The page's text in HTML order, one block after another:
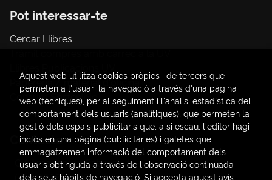
Pot interessar-te
Cercar Llibres
Papereria / material d'oficina
Consum Sostenible
Contacte
C/ Amadeo de Saboya, 4
(+34) 963828968
Aquest web utilitza cookies pròpies i de tercers que
permeten a l'usuari la navegació a través d'una pàgina
web (tècniques), per al seguiment i l'anàlisi estadística del
comportament dels usuaris (analítiques), que permeten la
gestió dels espais publicitaris que, a si escau, l'editor hagi
inclòs en una pàgina (publicitàries) i galetes que
emmagatzemen informació del comportament dels
usuaris obtinguda a través de l'observació continuada
dels seus hàbits de navegació. Si accepta aquest avís